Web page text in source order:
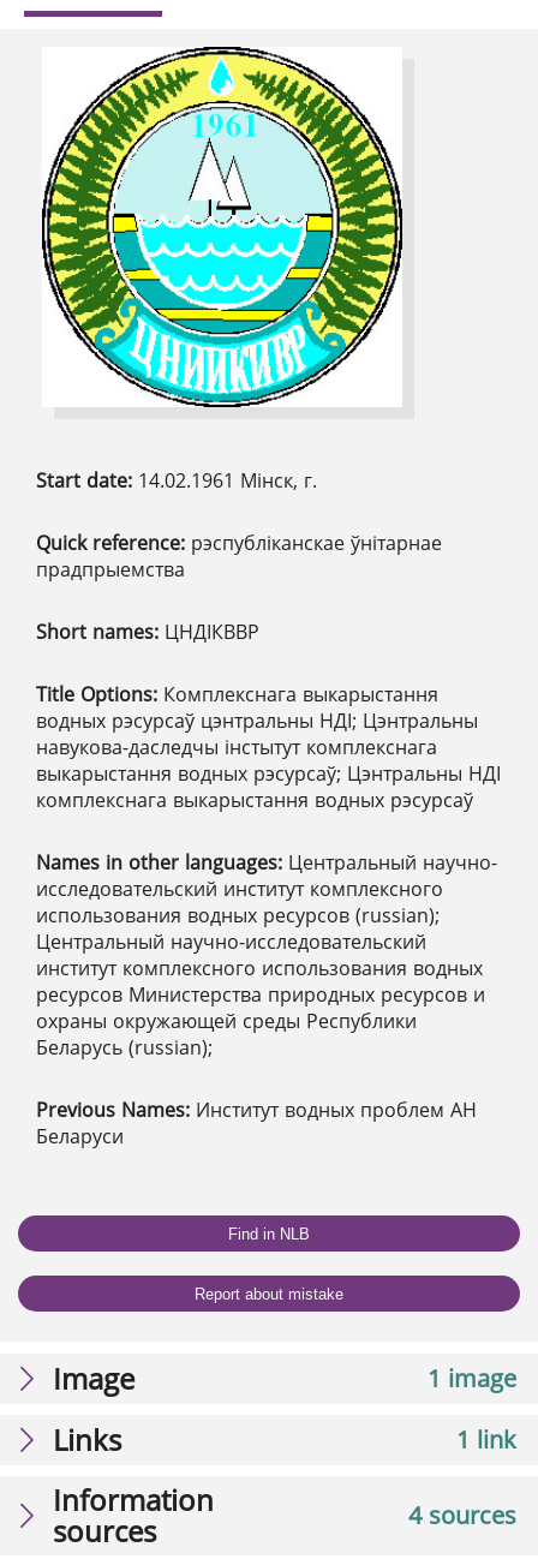
Start date: 14.02.1961 Мінск, г.
Quick reference: рэспубліканскае ўнітарнае
прадпрыемства
Short names: ЦНДІКВВР
Title Options: Комплекснага выкарыстання
водных рэсурсаў цэнтральны НДІ; Цэнтральны
навукова-даследчы інстытут комплекснага
выкарыстання водных рэсурсаў; Цэнтральны НДІ
комплекснага выкарыстання водных рэсурсаў
Names in other languages: Центральный научно-
исследовательский институт комплексного
использования водных ресурсов (russian);
Центральный научно-исследовательский
институт комплексного использования водных
ресурсов Министерства природных ресурсов и
охраны окружающей среды Республики
Беларусь (russian);
Previous Names: Институт водных проблем АН
Беларуси
Find in NLB
Report about mistake
1 image
Image
1 link
Links
4 sources
Information
sources